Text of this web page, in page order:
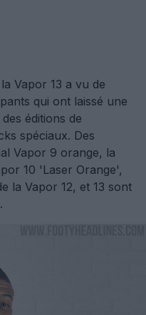
Vapor 13 a vu de
qui ont laissé une
éditions de
spéciaux. Des
Vapor 9 orange, la
10 'Laser Orange',
la Vapor 12, et 13 sont